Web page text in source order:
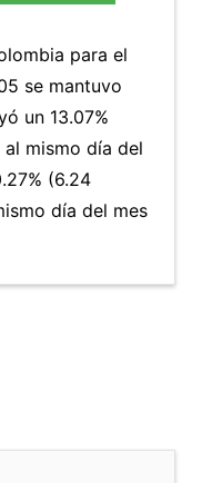
para el
se mantuvo
un 13.07%
mismo día del
(6.24
día del mes